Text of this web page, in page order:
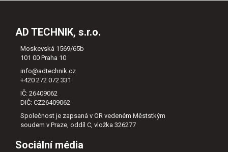
AD TECHNIK, s.r.o.
Moskevská 1569/65b
101 00 Praha 10
info@adtechnik.cz
+420 272 072 331
IČ: 26409062
DIČ: CZ26409062
Společnost je zapsaná v OR vedeném Měststkým
soudem v Praze, oddíl C, vložka 326277
Sociální média